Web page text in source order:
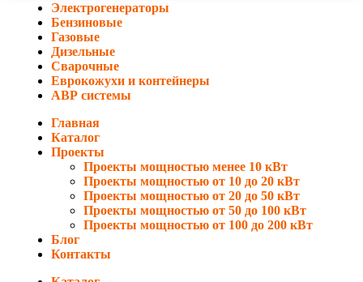
Электрогенераторы
Бензиновые
Газовые
Дизельные
Сварочные
Еврокожухи и контейнеры
АВР системы
Главная
Каталог
Проекты
Проекты мощностью менее 10 кВт
Проекты мощностью от 10 до 20 кВт
Проекты мощностью от 20 до 50 кВт
Проекты мощностью от 50 до 100 кВт
Проекты мощностью от 100 до 200 кВт
Блог
Контакты